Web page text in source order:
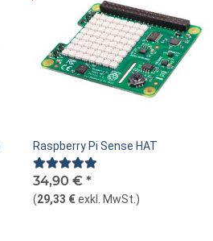
Raspberry Pi Sense HAT
34,90 € *
(29,33 €exkl. MwSt. )